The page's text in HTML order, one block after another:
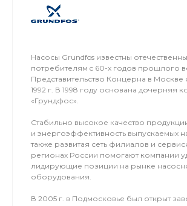
Насосы Grundfos известны
потребителям c 60-х годов прошлого
Представительство Концерна в Москве
1992 г. В 1998 году основана дочерняя
«Грундфос».
Стабильно высокое качество
и энергоэффективность выпускаемых
также развитая сеть филиалов и
регионах России помогают компании
лидирующие позиции на рынке
оборудования.
В 2005 г. в Подмосковье был открыт